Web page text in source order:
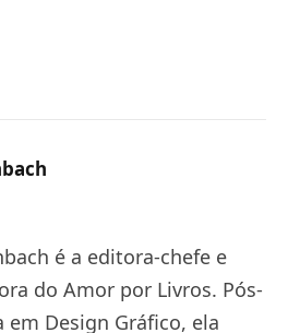
é a editora-chefe e
do Amor por Livros. Pós-
em Design Gráfico, ela